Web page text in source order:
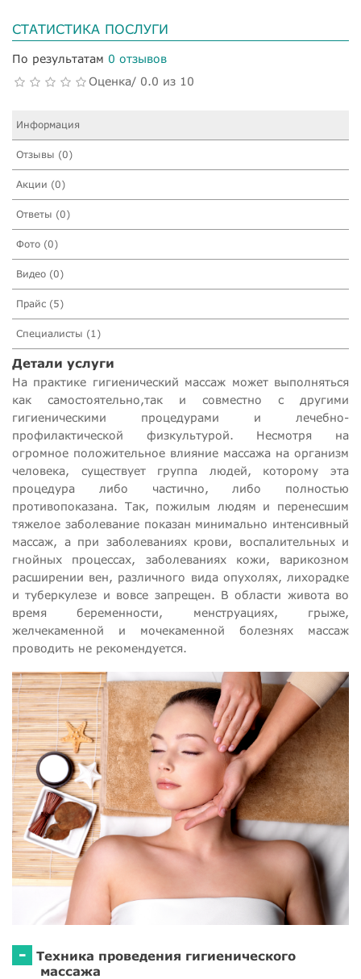
СТАТИСТИКА ПОСЛУГИ
По результатам 0 отзывов
Оценка/ 0.0 из 10
Информация
Отзывы (0)
Акции (0)
Ответы (0)
Фото (0)
Видео (0)
Прайс (5)
Специалисты (1)
Детали услуги
На практике гигиенический массаж может выполняться
как самостоятельно,так и совместно с другими
гигиеническими процедурами и лечебно-
профилактической физкультурой. Несмотря на
огромное положительное влияние массажа на организм
человека, существует группа людей, которому эта
процедура либо частично, либо полностью
противопоказана. Так, пожилым людям и перенесшим
тяжелое заболевание показан минимально интенсивный
массаж, а при заболеваниях крови, воспалительных и
гнойных процессах, заболеваниях кожи, варикозном
расширении вен, различного вида опухолях, лихорадке
и туберкулезе и вовсе запрещен. В области живота во
время беременности, менструациях, грыже,
желчекаменной и мочекаменной болезнях массаж
проводить не рекомендуется.
-
Техника проведения гигиенического
массажа